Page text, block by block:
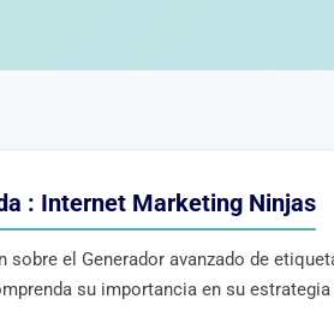
: Internet Marketing Ninjas
sobre el Generador avanzado de
su importancia en su estrategia